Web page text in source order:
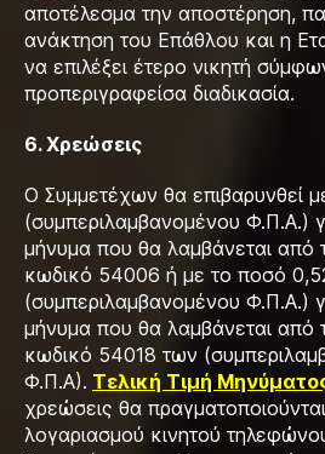
αποτέλεσμα την αποστέρηση,
ανάκτηση του Επάθλου και η
να επιλέξει έτερο νικητή
προπεριγραφείσα διαδικασία.
6. Χρεώσεις
Ο Συμμετέχων θα επιβαρυνθεί
(συμπεριλαμβανομένου Φ.Π.Α.)
μήνυμα που θα λαμβάνεται από
κωδικό 54006 ή με το ποσό
(συμπεριλαμβανομένου Φ.Π.Α.)
μήνυμα που θα λαμβάνεται από
κωδικό 54018 των
Φ.Π.Α). Tελική Τιμή
χρεώσεις θα
λογαριασμού κινητού